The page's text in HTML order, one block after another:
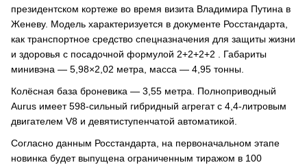
президентском кортеже во время визита Владимира Путина в
Женеву. Модель характеризуется в документе Росстандарта,
как транспортное средство спецназначения для защиты жизни
и здоровья с посадочной формулой 2+2+2+2 . Габариты
минивэна — 5,98×2,02 метра, масса — 4,95 тонны.
Колёсная база броневика — 3,55 метра. Полноприводный
Aurus имеет 598-сильный гибридный агрегат с 4,4-литровым
двигателем V8 и девятиступенчатой автоматикой.
Согласно данным Росстандарта, на первоначальном этапе
новинка будет выпущена ограниченным тиражом в 100